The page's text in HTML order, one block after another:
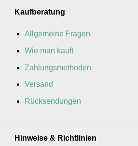
Kaufberatung
Allgemeine Fragen
Wie man kauft
Zahlungsmethoden
Versand
Rücksendungen
Hinweise & Richtlinien